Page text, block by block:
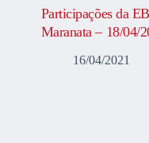
Participações da
Maranata – 18/04/
16/04/2021